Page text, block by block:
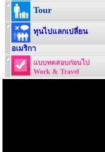
Tour
ทุนไปแลกเปลี่ยน
อเมริกา
แบบทดสอบก่อนไป
Work & Travel